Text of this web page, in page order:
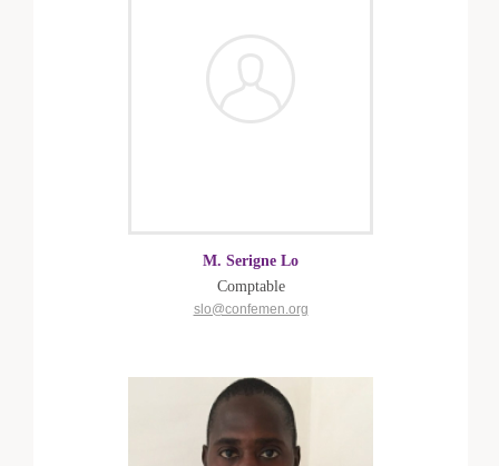
M. Serigne Lo
Comptable
slo@confemen.org